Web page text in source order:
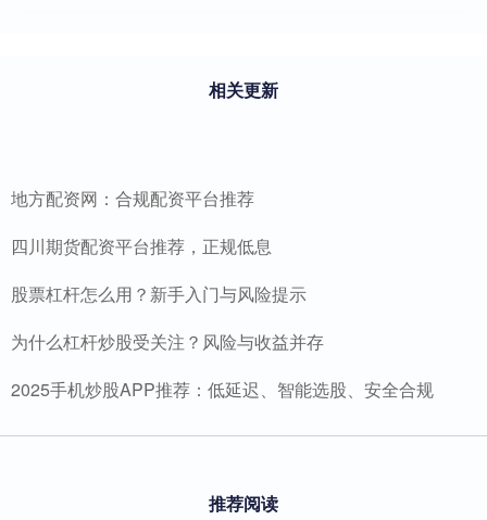
相关更新
地方配资网：合规配资平台推荐
四川期货配资平台推荐，正规低息
股票杠杆怎么用？新手入门与风险提示
为什么杠杆炒股受关注？风险与收益并存
2025手机炒股APP推荐：低延迟、智能选股、安全合规
推荐阅读